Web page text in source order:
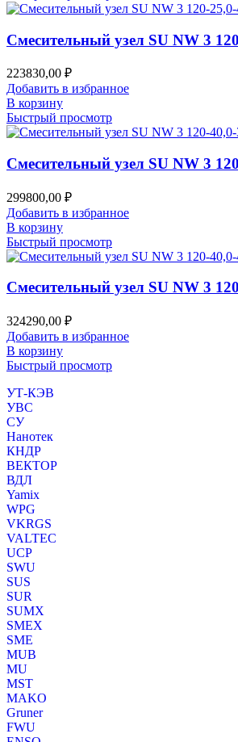
Смесительный узел SU NW 3
223830,00 ₽
Добавить в избранное
В корзину
Быстрый просмотр
Смесительный узел SU NW 3
299800,00 ₽
Добавить в избранное
В корзину
Быстрый просмотр
Смесительный узел SU NW 3
324290,00 ₽
Добавить в избранное
В корзину
Быстрый просмотр
УТ-КЭВ
УВС
СУ
Нанотек
КНДР
ВЕКТОР
ВДЛ
Yamix
WPG
VKRGS
VALTEC
UCP
SWU
SUS
SUR
SUMX
SMEX
SME
MUB
MU
MST
MAKO
Gruner
FWU